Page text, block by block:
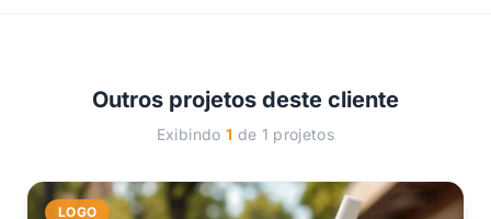
Outros projetos deste cliente
Exibindo 1 de 1 projetos
LOGO